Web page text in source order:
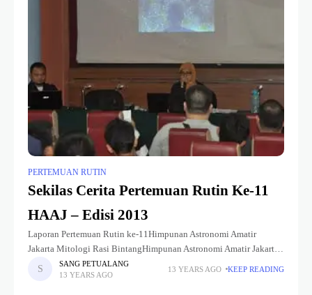
PERTEMUAN RUTIN
Sekilas Cerita Pertemuan Rutin Ke-11
HAAJ – Edisi 2013
Laporan Pertemuan Rutin ke-11Himpunan Astronomi Amatir
Jakarta Mitologi Rasi BintangHimpunan Astronomi Amatir Jakarta
kembali mengadakan kegiatan pertemuan rutin dwi mingguan pada
sabtu, 18 mei 2013. Bertempat di ruang multi media Planetarium
SANG PETUALANG
13 YEARS AGO
13 YEARS AGO KEEP READING